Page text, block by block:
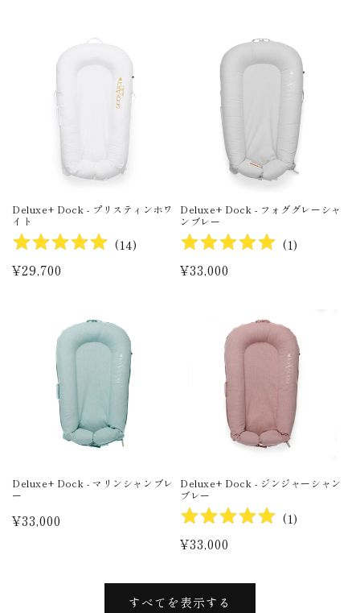
Deluxe+ Dock - プリスティンホワ
イト
(14)
通
¥29,700
Deluxe+ Dock - フォググレーシャ
ンブレー
(1)
通
¥33,000
Deluxe+ Dock - マリンシャンブレ
ー
通
¥33,000
Deluxe+ Dock - ジンジャーシャン
ブレー
(1)
通
価
格
¥33,000
すべてを表示する